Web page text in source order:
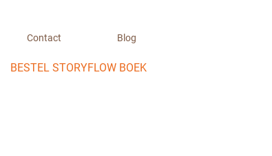
Contact Blog
BESTEL STORYFLOW BOEK